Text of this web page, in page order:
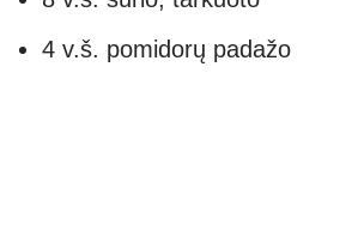
4 v.š. pomidorų padažo